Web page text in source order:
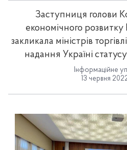
Заступниця голови
економічного розвитку
закликала міністрів
надання Україні
Інформаційне
13 червня